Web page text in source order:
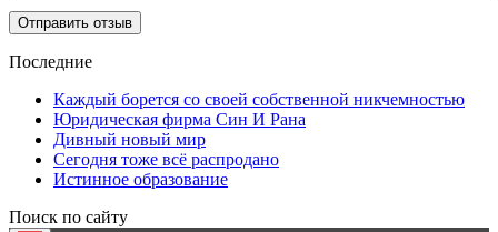
Последние
Каждый борется со своей собственной никчемностью
Юридическая фирма Син И Рана
Дивный новый мир
Сегодня тоже всё распродано
Истинное образование
Поиск по сайту